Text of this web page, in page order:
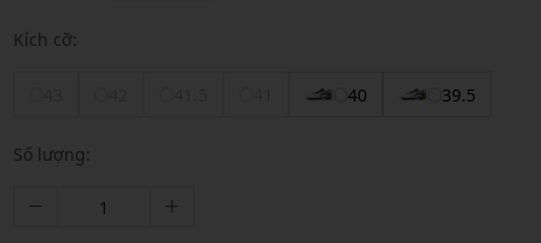
Kích cỡ:
40 39.5
Số lượng: